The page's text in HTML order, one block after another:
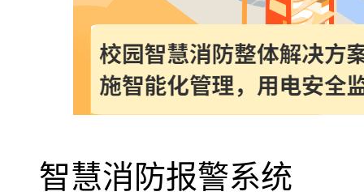
智慧消防报警系统